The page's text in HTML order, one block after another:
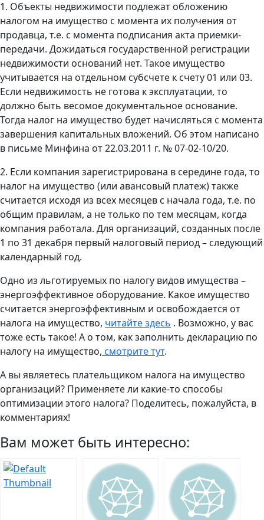
1. Объекты недвижимости подлежат обложению
налогом на имущество с момента их получения от
продавца, т.е. с момента подписания акта приемки-
передачи. Дожидаться государственной регистрации
недвижимости оснований нет. Такое имущество
учитывается на отдельном субсчете к счету 01 или 03.
Если недвижимость не готова к эксплуатации, то
должно быть весомое документальное основание.
Тогда налог на имущество будет начисляться с момента
завершения капитальных вложений. Об этом написано
в письме Минфина от 22.03.2011 г. № 07-02-10/20.
2. Если компания зарегистрирована в середине года, то
налог на имущество (или авансовый платеж) также
считается исходя из всех месяцев с начала года, т.е. по
общим правилам, а не только по тем месяцам, когда
компания работала. Для организаций, созданных после
1 по 31 декабря первый налоговый период – следующий
календарный год.
Одно из льготируемых по налогу видов имущества –
энергоэффективное оборудование. Какое имущество
считается энергоэффективным и освобождается от
налога на имущество, читайте здесь . Возможно, у вас
тоже есть такое! А о том, как заполнить декларацию по
налогу на имущество, смотрите тут.
А вы являетесь плательщиком налога на имущество
организаций? Применяете ли какие-то способы
оптимизации этого налога? Поделитесь, пожалуйста, в
комментариях!
Вам может быть интересно: